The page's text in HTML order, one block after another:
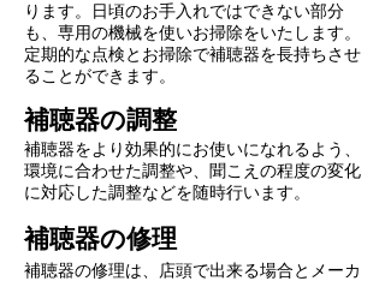
ります。日頃のお手入れではできない部分
も、専用の機械を使いお掃除をいたします。
定期的な点検とお掃除で補聴器を長持ちさせ
ることができます。
補聴器の調整
補聴器をより効果的にお使いになれるよう、
環境に合わせた調整や、聞こえの程度の変化
に対応した調整などを随時行います。
補聴器の修理
補聴器の修理は、店頭で出来る場合とメーカ